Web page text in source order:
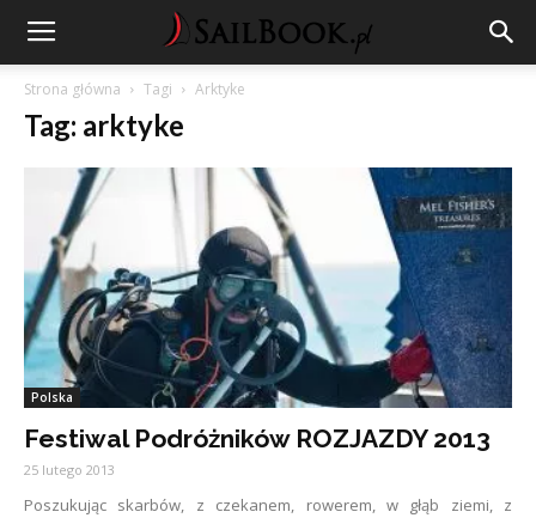
Strona główna Tagi Arktyke
Tag: arktyke
Polska
Festiwal Podróżników ROZJAZDY 2013
25 lutego 2013
Poszukując skarbów, z czekanem, rowerem, w głąb ziemi, z